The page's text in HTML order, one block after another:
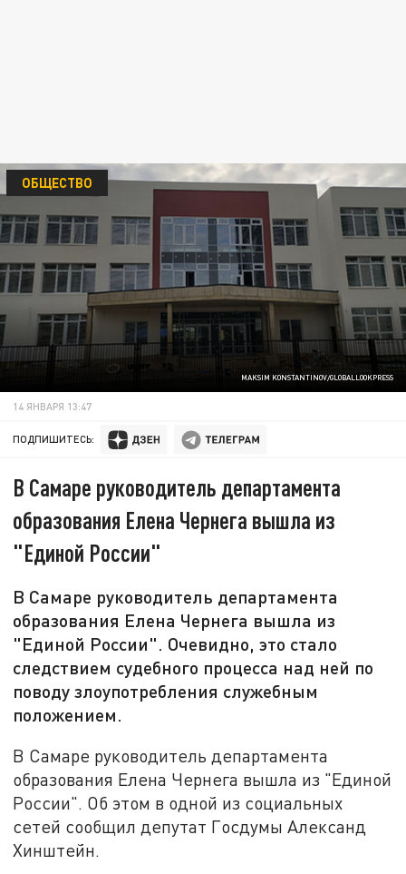
MAKSIM KONSTANTINOV/GLOBALLOOKPRESS
ОБЩЕСТВО
14 ЯНВАРЯ 13:47
ПОДПИШИТЕСЬ:
В Самаре руководитель департамента
образования Елена Чернега вышла из
"Единой России"
В Самаре руководитель департамента
образования Елена Чернега вышла из
"Единой России". Очевидно, это стало
следствием судебного процесса над ней по
поводу злоупотребления служебным
положением.
В Самаре руководитель департамента
образования Елена Чернега вышла из "Единой
России". Об этом в одной из социальных
сетей сообщил депутат Госдумы Александ
Хинштейн.